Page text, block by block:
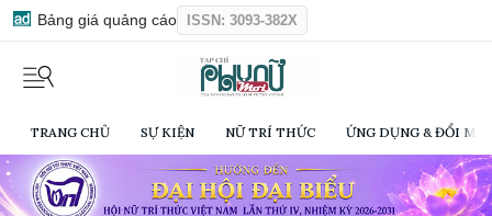
Bảng giá quảng cáo ISSN: 3093-382X
TRANG CHỦ SỰ KIỆN NỮ TRÍ THỨC ỨNG DỤNG & ĐỔI